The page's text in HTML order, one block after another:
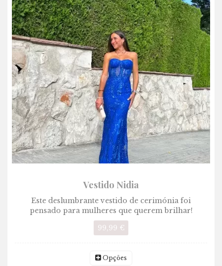
Vestido Nidia
Este deslumbrante vestido de cerimónia foi
pensado para mulheres que querem brilhar!
99,99 €
Opções